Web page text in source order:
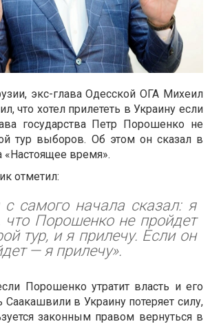
экс-глава Одесской ОГА Михеил
что хотел прилететь в Украину если
государства Петр Порошенко не
тур выборов. Об этом он сказал в
«Настоящее время».
отметил:
с самого начала сказал: я
Порошенко не пройдет
тур, и я прилечу. Если он
— я прилечу».
Порошенко утратит власть и его
Саакашвили в Украину потеряет силу,
законным правом вернуться в